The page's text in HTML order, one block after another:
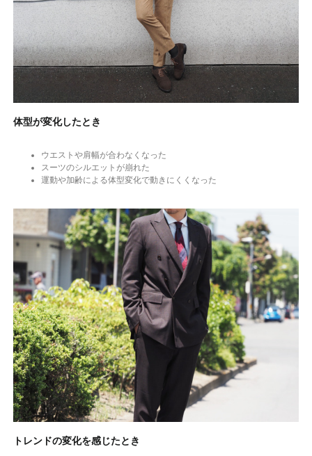
体型が変化したとき
ウエストや肩幅が合わなくなった
スーツのシルエットが崩れた
運動や加齢による体型変化で動きにくくなった
トレンドの変化を感じたとき